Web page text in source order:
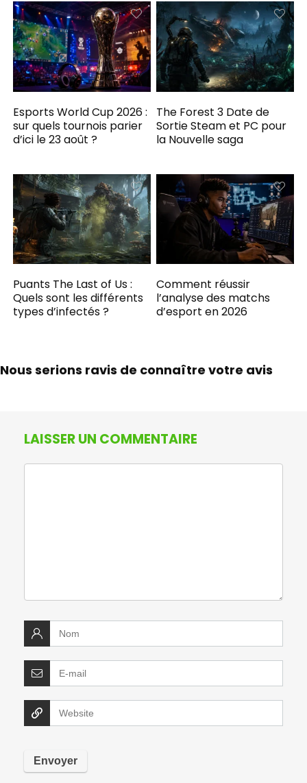
Esports World Cup 2026 :
sur quels tournois parier
d’ici le 23 août ?
The Forest 3 Date de
Sortie Steam et PC pour
la Nouvelle saga
Puants The Last of Us :
Quels sont les différents
types d’infectés ?
Comment réussir
l’analyse des matchs
d’esport en 2026
Nous serions ravis de connaître votre avis
LAISSER UN COMMENTAIRE